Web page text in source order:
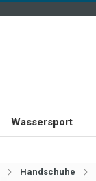
Wassersport
Handschuhe